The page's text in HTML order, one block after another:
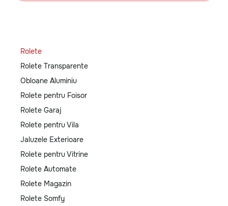
Rolete
Rolete Transparente
Obloane Aluminiu
Rolete pentru Foisor
Rolete Garaj
Rolete pentru Vila
Jaluzele Exterioare
Rolete pentru Vitrine
Rolete Automate
Rolete Magazin
Rolete Somfy